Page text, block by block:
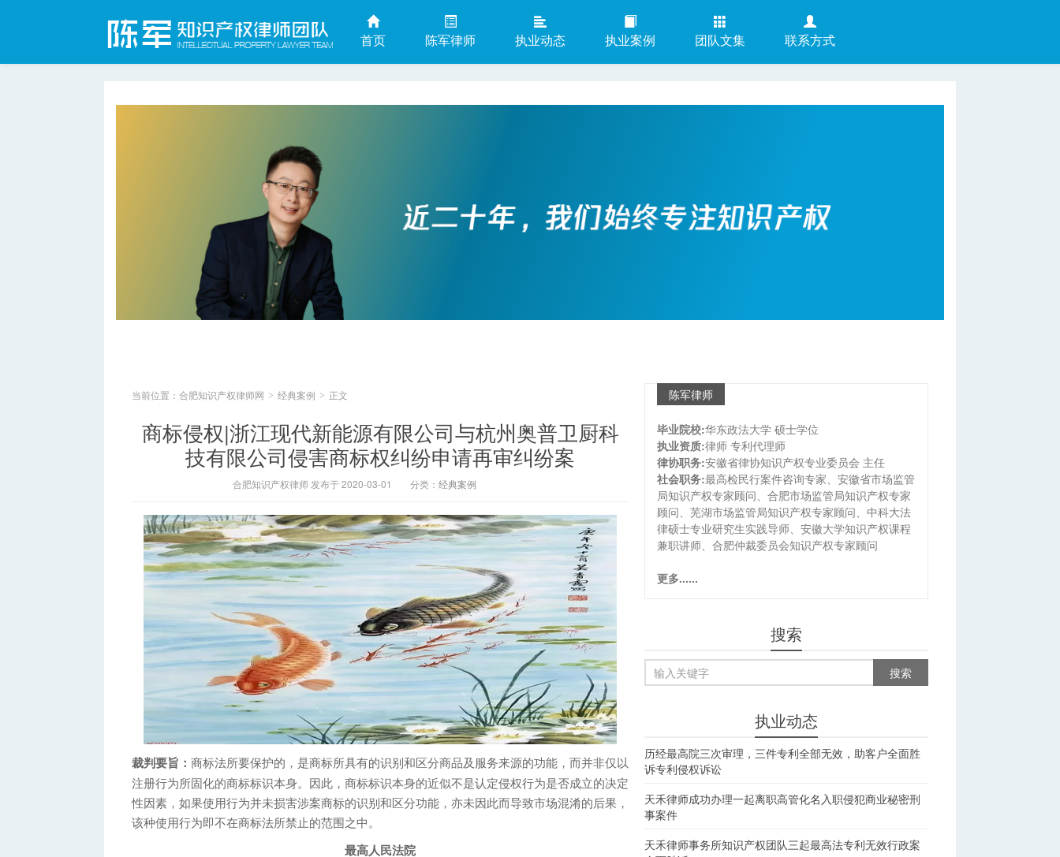
首页 陈军律师 执业动态 执业案例 团队文集 联系方式
当前位置： 合肥知识产权律师网 > 经典案例 > 正文
商标侵权|浙江现代新能源有限公司与杭州奥普卫厨科
技有限公司侵害商标权纠纷申请再审纠纷案
合肥知识产权律师 发布于 2020-03-01 分类： 经典案例
裁判要旨： 商标法所要保护的，是商标所具有的识别和区分商品及服务来源的功能，而并非仅以
注册行为所固化的商标标识本身。因此，商标标识本身的近似不是认定侵权行为是否成立的决定
性因素，如果使用行为并未损害涉案商标的识别和区分功能，亦未因此而导致市场混淆的后果，
该种使用行为即不在商标法所禁止的范围之中。
最高人民法院
陈军律师
毕业院校:华东政法大学 硕士学位
执业资质:律师 专利代理师
律协职务:安徽省律协知识产权专业委员会 主任
社会职务:最高检民行案件咨询专家、安徽省市场监管
局知识产权专家顾问、合肥市场监管局知识产权专家
顾问、芜湖市场监管局知识产权专家顾问、中科大法
律硕士专业研究生实践导师、安徽大学知识产权课程
兼职讲师、合肥仲裁委员会知识产权专家顾问
更多......
搜索
执业动态
历经最高院三次审理，三件专利全部无效，助客户全面胜
诉专利侵权诉讼
天禾律师成功办理一起离职高管化名入职侵犯商业秘密刑
事案件
天禾律师事务所知识产权团队三起最高法专利无效行政案